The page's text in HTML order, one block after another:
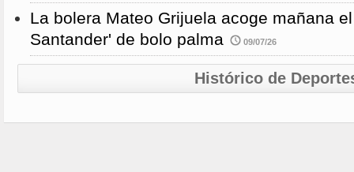
La bolera Mateo Grijuela acoge mañana
Santander' de bolo palma
09/07/26
Histórico de